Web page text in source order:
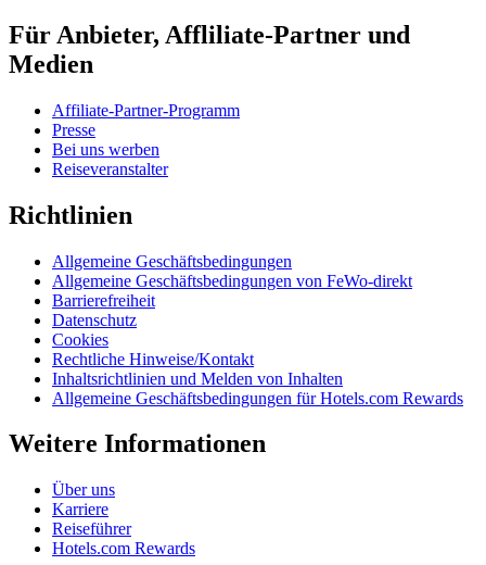
Für Anbieter, Affliliate-Partner und
Medien
Affiliate-Partner-Programm
Presse
Bei uns werben
Reiseveranstalter
Richtlinien
Allgemeine Geschäftsbedingungen
Allgemeine Geschäftsbedingungen von FeWo-direkt
Barrierefreiheit
Datenschutz
Cookies
Rechtliche Hinweise/Kontakt
Inhaltsrichtlinien und Melden von Inhalten
Allgemeine Geschäftsbedingungen für Hotels.com Rewards
Weitere Informationen
Über uns
Karriere
Reiseführer
Hotels.com Rewards